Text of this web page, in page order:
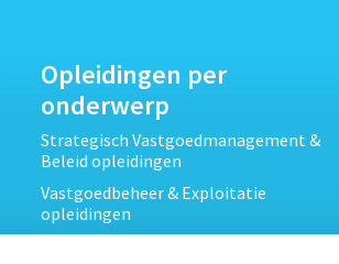
Opleidingen per
onderwerp
Strategisch Vastgoedmanagement &
Beleid opleidingen
Vastgoedbeheer & Exploitatie
opleidingen